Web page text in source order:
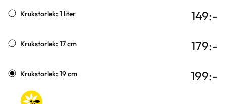
Varianter
Krukstorlek: 1 liter 149:-
Krukstorlek: 17 cm 179:-
Krukstorlek: 19 cm 199:-